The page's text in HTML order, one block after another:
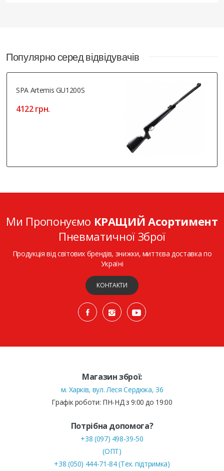
Популярно серед відвідувачів
SPA Artemis GU1200S
4122 грн.
Ми Пропонуємо КРАЩИЙ Асортимент
Пневматичної Зброї
Продукція від світових брендів, знижки, миттєва доставка по
Україні
КОНТАКТИ
Магазин зброї:
м. Харків, вул. Леся Сердюка, 36
Графік роботи: ПН-НД з 9:00 до 19:00
Потрібна допомога?
+38 (097) 498-39-50
(ОПТ)
+38 (050) 444-71-84 (Тех. підтримка)